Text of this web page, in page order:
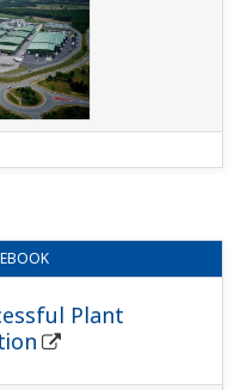
EBOOK
Plant